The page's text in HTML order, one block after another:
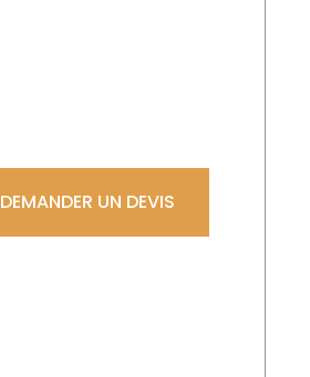
DEMANDER UN DEVIS